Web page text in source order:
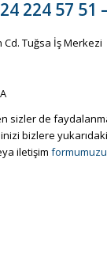
224 57 51
Tuğsa İş Merkezi
sizler de
bizlere
iletişim